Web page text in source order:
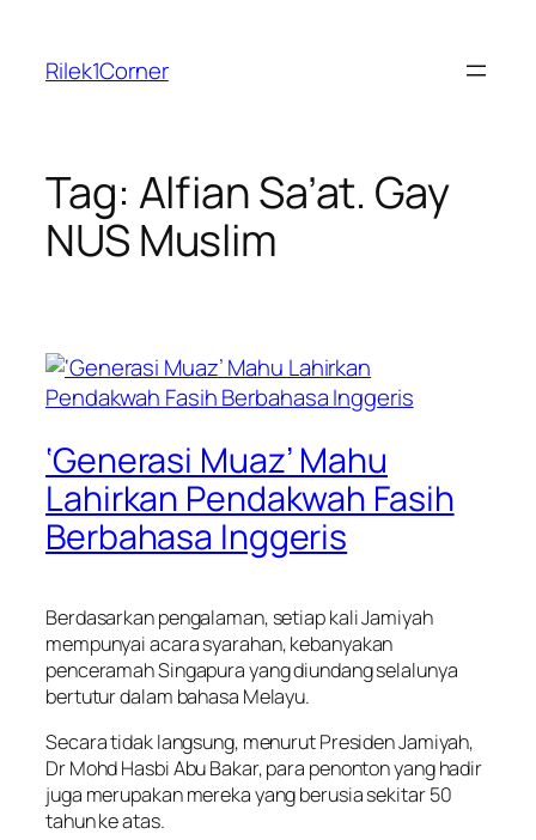
content
Rilek1Corner
Tag: Alfian Sa’at. Gay
NUS Muslim
‘Generasi Muaz’ Mahu
Lahirkan Pendakwah Fasih
Berbahasa Inggeris
Berdasarkan pengalaman, setiap kali Jamiyah
mempunyai acara syarahan, kebanyakan
penceramah Singapura yang diundang selalunya
bertutur dalam bahasa Melayu.
Secara tidak langsung, menurut Presiden Jamiyah,
Dr Mohd Hasbi Abu Bakar, para penonton yang hadir
juga merupakan mereka yang berusia sekitar 50
tahun ke atas.